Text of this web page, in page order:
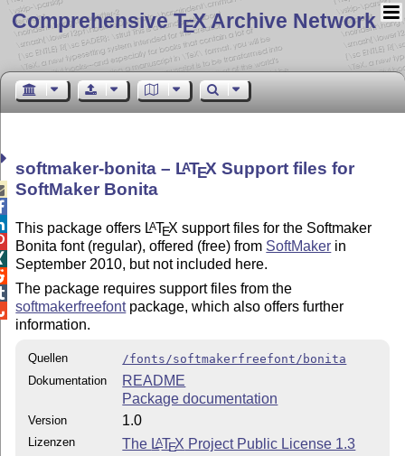
Comprehensive TEX Archive Network
softmaker-bonita – LATEX Support files for
SoftMaker Bonita
This package offers LATEX support files for the Softmaker
Bonita font (regular), offered (free) from SoftMaker in
September 2010, but not included here.
The package requires support files from the
softmakerfreefontpackage, which also offers further
information.
Quellen
/fonts/softmakerfreefont/bonita
Dokumentation
README
Package documentation
Version 1.0
Lizenzen The LATEX Project Public License 1.3